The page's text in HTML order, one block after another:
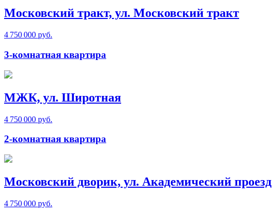
Московский тракт, ул. Московский тракт
4 750 000 руб.
3-комнатная квартира
МЖК, ул. Широтная
4 750 000 руб.
2-комнатная квартира
Московский дворик, ул. Академический проезд
4 750 000 руб.